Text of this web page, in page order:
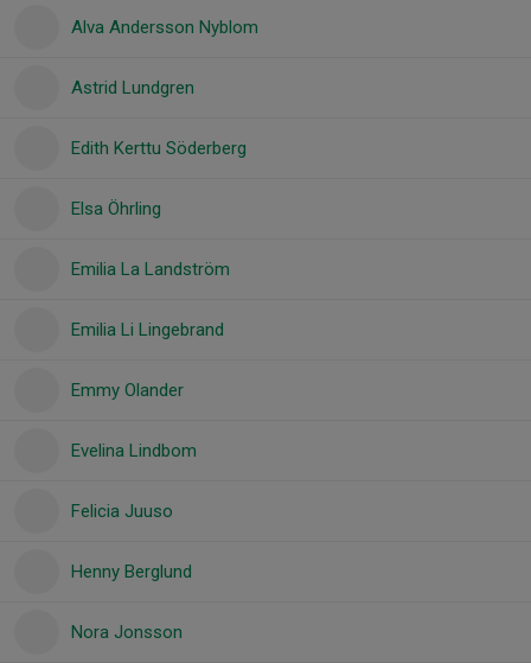
Alva Andersson Nyblom
Astrid Lundgren
Edith Kerttu Söderberg
Elsa Öhrling
Emilia La Landström
Emilia Li Lingebrand
Emmy Olander
Evelina Lindbom
Felicia Juuso
Henny Berglund
Nora Jonsson